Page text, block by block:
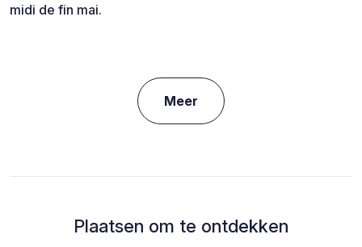
midi de fin mai.
Meer
Plaatsen om te ontdekken